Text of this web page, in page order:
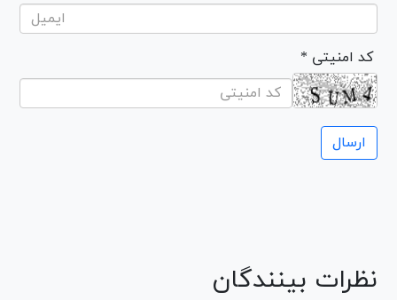
* کد امنیتی
نظرات بینندگان